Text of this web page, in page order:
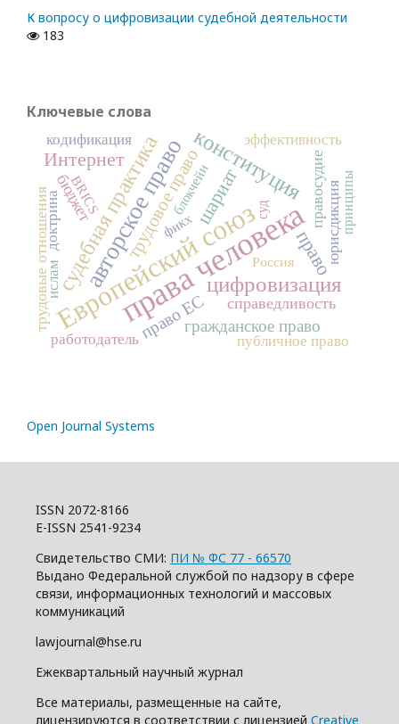
К вопросу о цифровизации судебной деятельности
183
Ключевые слова
права человека
Европейский союз
авторское правоконституция
цифровизация
судебная практика право
шариат
Интернеттрудовое право
право ЕСгражданское право
бюджет
трудовые отношения юрисдикция
правосудие
справедливость
эффективность
кодификация
ислам
работодатель публичное право
доктрина принципы
суд
Россия
фикх
блокчейн
BRICS
Open Journal Systems
ISSN 2072-8166
E-ISSN 2541-9234
Свидетельство СМИ: ПИ № ФС 77 - 66570
Выдано Федеральной службой по надзору в сфере
связи, информационных технологий и массовых
коммуникаций
lawjournal@hse.ru
Ежеквартальный научный журнал
Все материалы, размещенные на сайте,
лицензируются в соответствии с лицензией Creative